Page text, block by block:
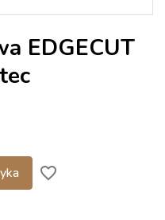
EDGECUT
favorite_border